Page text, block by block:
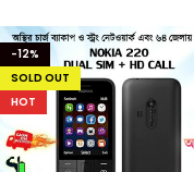
-12%
SOLD OUT
HOT